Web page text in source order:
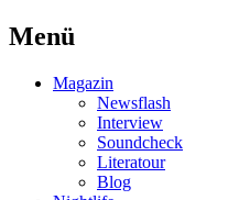
Menü
Magazin
Newsflash
Interview
Soundcheck
Literatour
Blog